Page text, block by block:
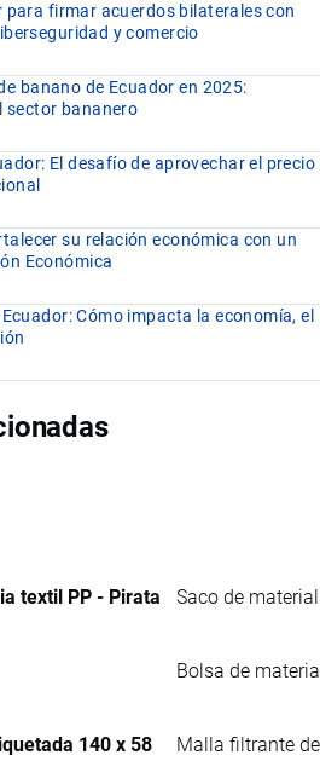
firmar acuerdos bilaterales con
y comercio
banano de Ecuador en 2025:
sector bananero
El desafío de aprovechar el precio
su relación económica con un
Económica
Cómo impacta la economía, el
textil PP - Pirata Saco de
Bolsa de
140 x 58 Malla filtrante